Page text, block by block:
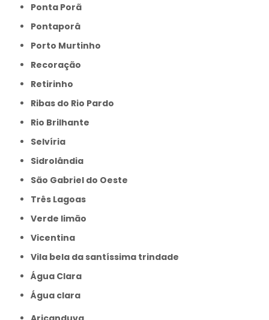
Ponta Porã
Pontaporâ
Porto Murtinho
Recoração
Retirinho
Ribas do Rio Pardo
Rio Brilhante
Selvíria
Sidrolândia
São Gabriel do Oeste
Três Lagoas
Verde limão
Vicentina
Vila bela da santíssima trindade
Água Clara
Água clara